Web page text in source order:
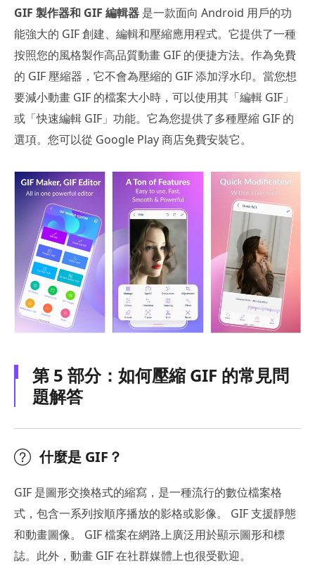
GIF 製作器和 GIF 編輯器 是一款面向 Android 用戶的功
能強大的 GIF 創建、編輯和壓縮應用程式。它提供了一種
按照您的風格製作高品質動畫 GIF 的便捷方法。作為免費
的 GIF 壓縮器，它不會為壓縮的 GIF 添加浮水印。當您想
要減小動畫 GIF 的檔案大小時，可以使用其「編輯 GIF」
或「快速編輯 GIF」功能。它為您提供了多種壓縮 GIF 的
選項。您可以從 Google Play 商店免費安裝它。
第 5 部分：如何壓縮 GIF 的常見問
題解答
什麼是 GIF？
GIF 是圖形交換格式的縮寫，是一種流行的數位檔案格
式，包含一系列按順序播放的影格或影像。 GIF 支援靜態
和動畫圖像。 GIF 檔案在網路上廣泛用於顯示圖形和標
誌。此外，動畫 GIF 在社群媒體上也很受歡迎。